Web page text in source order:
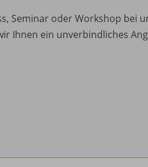
Seminar oder Workshop bei
Ihnen ein unverbindliches